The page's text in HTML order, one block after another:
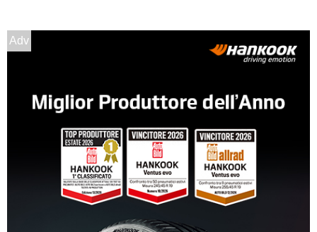
ARCASTING Gladio
Black Mirror 5 fori 18"
8X18 ET38 5x114.3
Foro centrale: 66.1mm
Esaurito
ARCASTING Gladio
Glossy Black 5 fori 18"
Adv